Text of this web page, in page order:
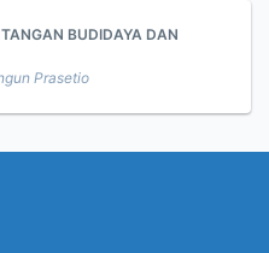
BUDIDAYA DAN
Prasetio